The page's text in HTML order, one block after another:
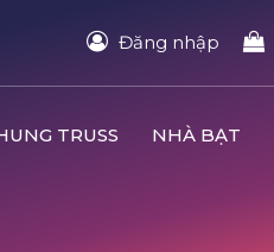
Đăng nhập
TRUSS NHÀ BẠT